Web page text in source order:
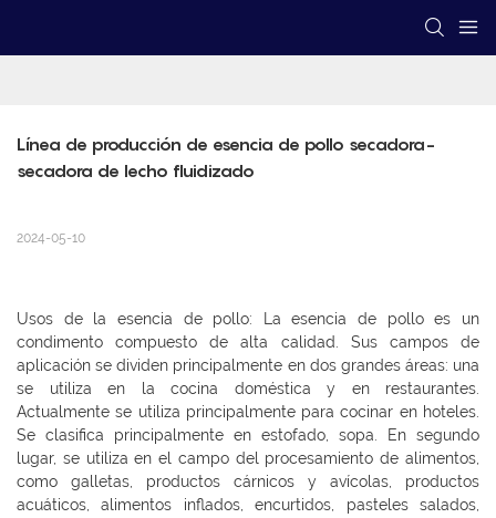
Línea de producción de esencia de pollo secadora-
secadora de lecho fluidizado
2024-05-10
Usos de la esencia de pollo: La esencia de pollo es un
condimento compuesto de alta calidad. Sus campos de
aplicación se dividen principalmente en dos grandes áreas: una
se utiliza en la cocina doméstica y en restaurantes.
Actualmente se utiliza principalmente para cocinar en hoteles.
Se clasifica principalmente en estofado, sopa. En segundo
lugar, se utiliza en el campo del procesamiento de alimentos,
como galletas, productos cárnicos y avícolas, productos
acuáticos, alimentos inflados, encurtidos, pasteles salados,